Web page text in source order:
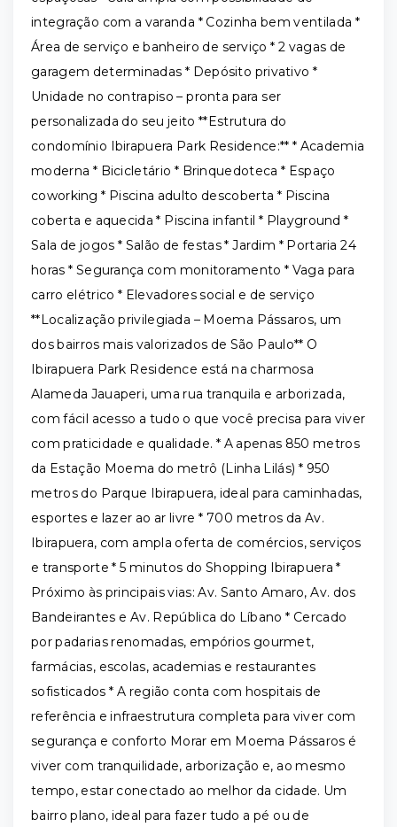
integração com a varanda * Cozinha bem ventilada *
Área de serviço e banheiro de serviço * 2 vagas de
garagem determinadas * Depósito privativo *
Unidade no contrapiso – pronta para ser
personalizada do seu jeito **Estrutura do
condomínio Ibirapuera Park Residence:** * Academia
moderna * Bicicletário * Brinquedoteca * Espaço
coworking * Piscina adulto descoberta * Piscina
coberta e aquecida * Piscina infantil * Playground *
Sala de jogos * Salão de festas * Jardim * Portaria 24
horas * Segurança com monitoramento * Vaga para
carro elétrico * Elevadores social e de serviço
**Localização privilegiada – Moema Pássaros, um
dos bairros mais valorizados de São Paulo** O
Ibirapuera Park Residence está na charmosa
Alameda Jauaperi, uma rua tranquila e arborizada,
com fácil acesso a tudo o que você precisa para viver
com praticidade e qualidade. * A apenas 850 metros
da Estação Moema do metrô (Linha Lilás) * 950
metros do Parque Ibirapuera, ideal para caminhadas,
esportes e lazer ao ar livre * 700 metros da Av.
Ibirapuera, com ampla oferta de comércios, serviços
e transporte * 5 minutos do Shopping Ibirapuera *
Próximo às principais vias: Av. Santo Amaro, Av. dos
Bandeirantes e Av. República do Líbano * Cercado
por padarias renomadas, empórios gourmet,
farmácias, escolas, academias e restaurantes
sofisticados * A região conta com hospitais de
referência e infraestrutura completa para viver com
segurança e conforto Morar em Moema Pássaros é
viver com tranquilidade, arborização e, ao mesmo
tempo, estar conectado ao melhor da cidade. Um
bairro plano, ideal para fazer tudo a pé ou de